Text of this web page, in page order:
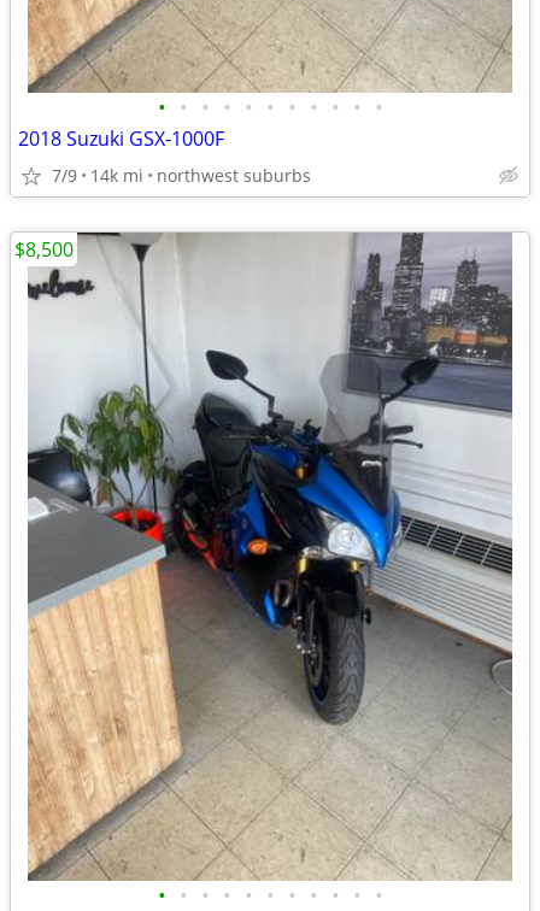
• • • • • • • • • • •
2018 Suzuki GSX-1000F
7/9 14k mi northwest suburbs
• • • • • • • • • • •
$8,500